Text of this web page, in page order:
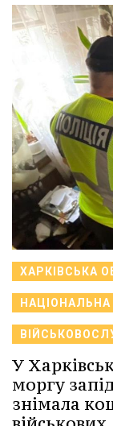
ХАРКІВСЬКА
НАЦІОНАЛЬНА
У
моргу
знімала